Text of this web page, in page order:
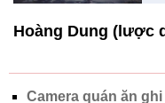
Hoàng Dung (lược
Camera quán ăn